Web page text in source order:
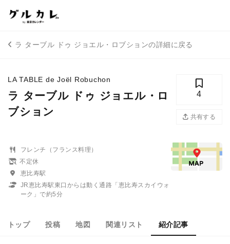
ラ ターブル ドゥ ジョエル・ロブションの詳細に戻る
LA TABLE de Joël Robuchon
ラ ターブル ドゥ ジョエル・ロ
ブション
4
共有する
フレンチ（フランス料理）
不定休
恵比寿駅
JR恵比寿駅東口からは動く通路「恵比寿スカイウォ
ーク」で約5分
トップ 投稿 地図 関連リスト 紹介記事